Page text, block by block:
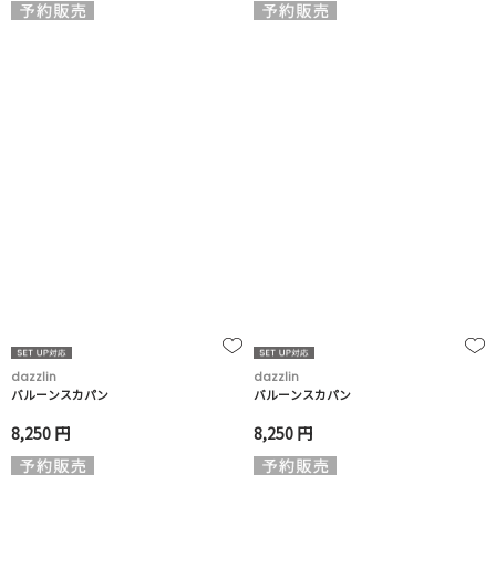
dazzlin
バルーンスカパン
8,250 円
dazzlin
バルーンスカパン
8,250 円